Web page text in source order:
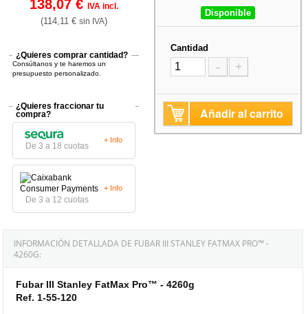
138,07 €IVA incl.
(114,11 €sin IVA)
¿Quieres comprar cantidad?
Consúltanos y te haremos un
presupuesto personalizado.
¿Quieres fraccionar tu
compra?
De 3 a 18 cuotas
+ Info
De 3 a 12 cuotas
+ Info
Disponible
Cantidad
- +
Añadir al carrito
INFORMACIÓN DETALLADA DE FUBAR III STANLEY FATMAX PRO™ -
4260G:
Fubar III Stanley FatMax Pro™ - 4260g
Ref. 1-55-120